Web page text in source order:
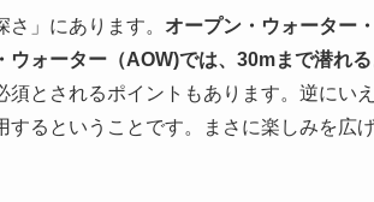
」にあります。 オープン・ウォーター
ォーター（AOW)では、30mまで潜れる
とされるポイントもあります。逆にい
るということです。まさに楽しみを広